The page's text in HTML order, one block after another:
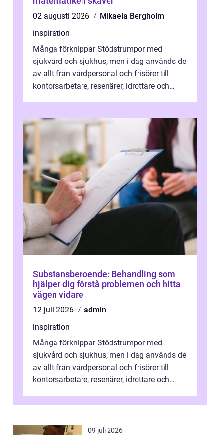
02 augusti 2026
Mikaela Bergholm
inspiration
Många förknippar Stödstrumpor med
sjukvård och sjukhus, men i dag används de
av allt från vårdpersonal och frisörer till
kontorsarbetare, resenärer, idrottare och
Substansberoende: Behandling som
hjälper dig förstå problemen och hitta
vägen vidare
12 juli 2026
admin
inspiration
Många förknippar Stödstrumpor med
sjukvård och sjukhus, men i dag används de
av allt från vårdpersonal och frisörer till
kontorsarbetare, resenärer, idrottare och
09 juli 2026